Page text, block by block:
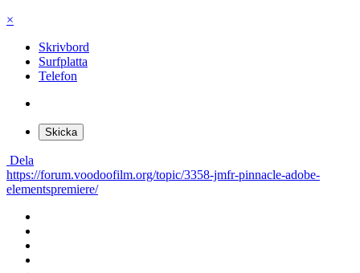
×
Skrivbord
Surfplatta
Telefon
Skicka
Dela
https://forum.voodoofilm.org/topic/3358-jmfr-pinnacle-adobe-
elementspremiere/